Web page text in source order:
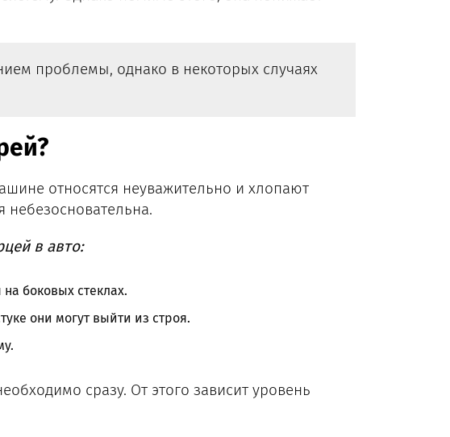
проблемы, однако в некоторых случаях
относятся неуважительно и хлопают
небезосновательна.
в авто:
боковых стеклах.
они могут выйти из строя.
сразу. От этого зависит уровень